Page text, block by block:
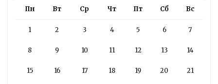
Пн Вт Ср Чт Пт Сб Вс
1 2 3 4 5 6 7
8 9 10 11 12 13 14
15 16 17 18 19 20 21